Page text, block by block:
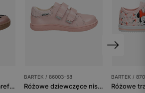
Różowe skórzane barefooty BARTEK z misiem na nosku 86006-55
BARTEK / 86003-58
Różowe dziewczęce niskie barefooty BARTEK 86003-58
BARTEK /